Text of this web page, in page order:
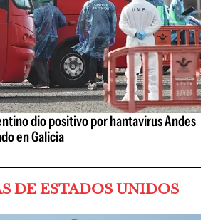
dio positivo por hantavirus Andes
en Galicia
DE ESTADOS UNIDOS